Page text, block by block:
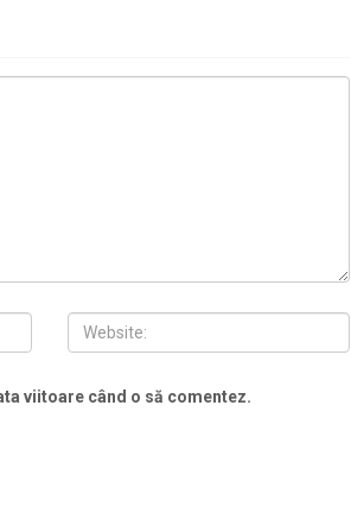
viitoare când o să comentez.